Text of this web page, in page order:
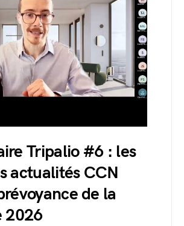
Tripalio #6 : les
actualités CCN
de la
2026